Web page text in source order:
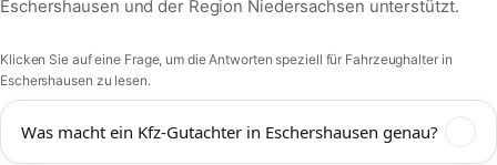
Eschershausen und der Region Niedersachsen unterstützt.
Klicken Sie auf eine Frage, um die Antworten speziell für Fahrzeughalter in
Eschershausen zu lesen.
Was macht ein Kfz-Gutachter in Eschershausen genau?